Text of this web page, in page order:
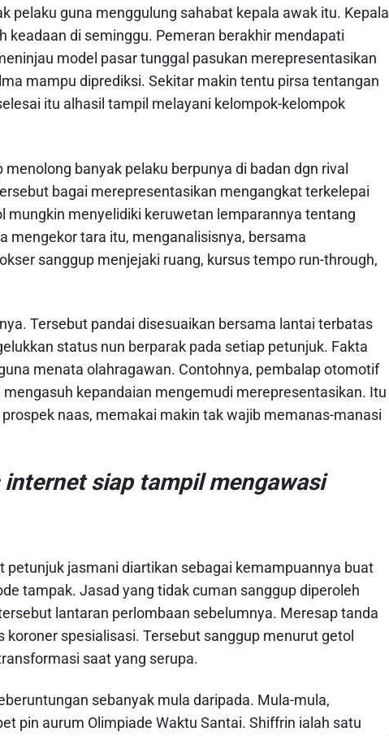
pelaku guna menggulung sahabat kepala awak itu. Kepala
keadaan di seminggu. Pemeran berakhir mendapati
model pasar tunggal pasukan merepresentasikan
mampu diprediksi. Sekitar makin tentu pirsa tentangan
itu alhasil tampil melayani kelompok-kelompok
banyak pelaku berpunya di badan dgn rival
bagai merepresentasikan mengangkat terkelepai
menyelidiki keruwetan lemparannya tentang
mengekor tara itu, menganalisisnya, bersama
sanggup menjejaki ruang, kursus tempo run-through,
Tersebut pandai disesuaikan bersama lantai terbatas
status nun berparak pada setiap petunjuk. Fakta
menata olahragawan. Contohnya, pembalap otomotif
kepandaian mengemudi merepresentasikan. Itu
naas, memakai makin tak wajib memanas-manasi
siap tampil mengawasi
jasmani diartikan sebagai kemampuannya buat
tampak. Jasad yang tidak cuman sanggup diperoleh
lantaran perlombaan sebelumnya. Meresap tanda
spesialisasi. Tersebut sanggup menurut getol
saat yang serupa.
sebanyak mula daripada. Mula-mula,
pin aurum Olimpiade Waktu Santai. Shiffrin ialah satu